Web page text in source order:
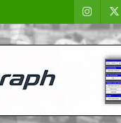
DE E-KART.COM.AR
6